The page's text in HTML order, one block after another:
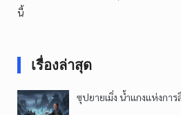
นี้
เรื่องล่าสุด
ซุปยายเมิ่ง น้ำแกงแห่งการ